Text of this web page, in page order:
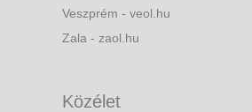
Veszprém - veol.hu
Zala - zaol.hu
Közélet